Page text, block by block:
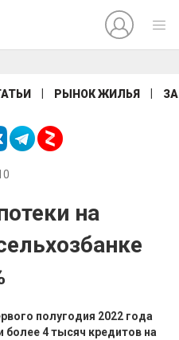
РЫНОК ЖИЛЬЯ
на
полугодия 2022 года
4 тысяч кредитов на